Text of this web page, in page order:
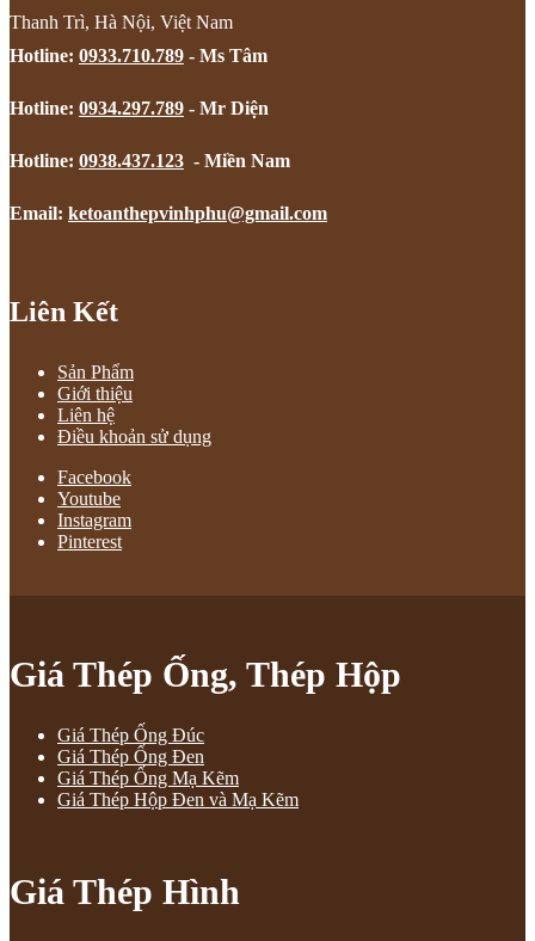
Thanh Trì, Hà Nội, Việt Nam
Hotline: 0933.710.789 - Ms Tâm
Hotline: 0934.297.789 - Mr Diện
Hotline: 0938.437.123 - Miền Nam
Email: ketoanthepvinhphu@gmail.com
Liên Kết
Sản Phẩm
Giới thiệu
Liên hệ
Điều khoản sử dụng
Facebook
Youtube
Instagram
Pinterest
Giá Thép Ống, Thép Hộp
Giá Thép Ống Đúc
Giá Thép Ống Đen
Giá Thép Ống Mạ Kẽm
Giá Thép Hộp Đen và Mạ Kẽm
Giá Thép Hình